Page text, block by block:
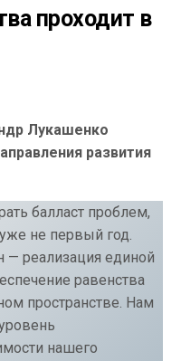
проходит в
Лукашенко
развития
балласт проблем,
не первый год.
— реализация единой
равенства
пространстве. Нам
нашего